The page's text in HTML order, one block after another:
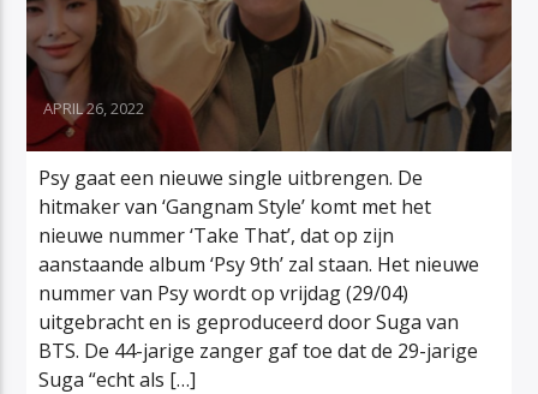
APRIL 26, 2022
Psy gaat een nieuwe single uitbrengen. De
hitmaker van ‘Gangnam Style’ komt met het
nieuwe nummer ‘Take That’, dat op zijn
aanstaande album ‘Psy 9th’ zal staan. Het nieuwe
nummer van Psy wordt op vrijdag (29/04)
uitgebracht en is geproduceerd door Suga van
BTS. De 44-jarige zanger gaf toe dat de 29-jarige
Suga “echt als […]